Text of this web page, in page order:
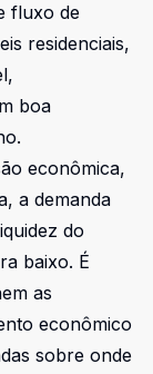
fluxo de
residenciais,
boa
econômica,
a demanda
do
baixo. É
as
econômico
sobre onde